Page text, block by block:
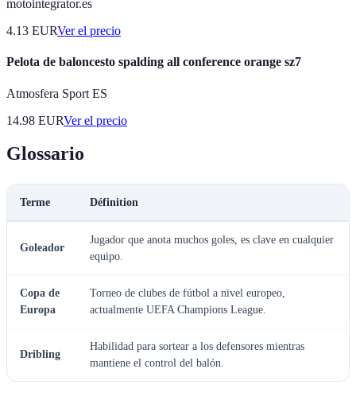
motointegrator.es
4.13 EURVer el precio
Pelota de baloncesto spalding all conference orange sz7
Atmosfera Sport ES
14.98 EURVer el precio
Glossario
Terme Définition
Goleador
Jugador que anota muchos goles, es clave en cualquier
equipo.
Copa de
Europa
Torneo de clubes de fútbol a nivel europeo,
actualmente UEFA Champions League.
Dribling
Habilidad para sortear a los defensores mientras
mantiene el control del balón.